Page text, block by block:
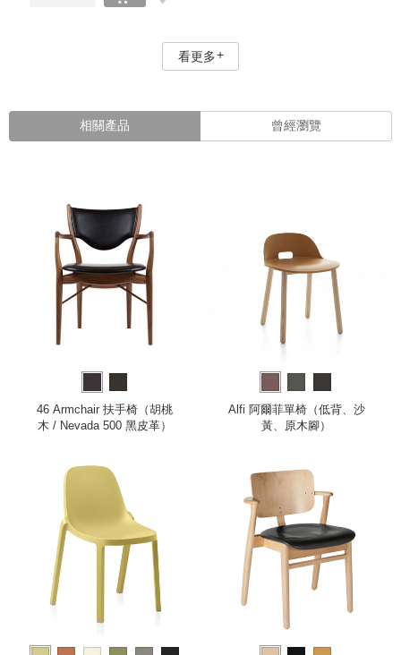
看更多
相關產品 曾經瀏覽
46 Armchair 扶手椅（胡桃
木 / Nevada 500 黑皮革）
Alfi 阿爾菲單椅（低背、沙
黃、原木腳）